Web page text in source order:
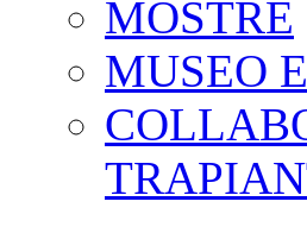
MOSTRE
MUSEO